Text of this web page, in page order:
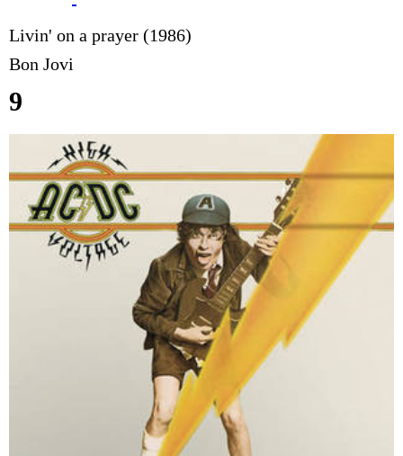
Livin' on a prayer (1986)
Bon Jovi
9